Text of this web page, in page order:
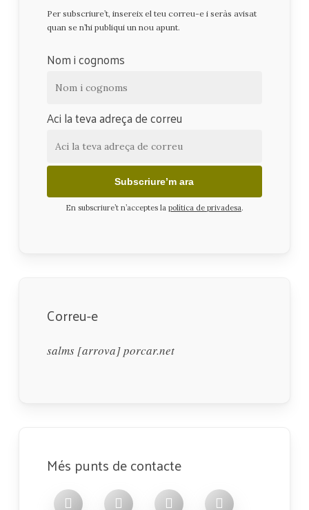
Per subscriure’t, insereix el teu correu-e i seràs avisat
quan se n’hi publiqui un nou apunt.
Nom i cognoms
Aci la teva adreça de correu
En subscriure’t n’acceptes la política de privadesa.
Correu-e
salms [arrova] porcar.net
Més punts de contacte